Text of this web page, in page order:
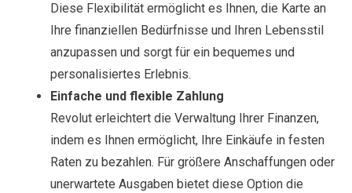
Diese Flexibilität ermöglicht es Ihnen, die Karte an
Ihre finanziellen Bedürfnisse und Ihren Lebensstil
anzupassen und sorgt für ein bequemes und
personalisiertes Erlebnis.
Einfache und flexible Zahlung
Revolut erleichtert die Verwaltung Ihrer Finanzen,
indem es Ihnen ermöglicht, Ihre Einkäufe in festen
Raten zu bezahlen. Für größere Anschaffungen oder
unerwartete Ausgaben bietet diese Option die